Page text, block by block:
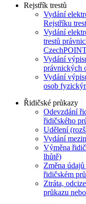
Rejstřík trestů
Vydání
Rejstříku
Vydání
trestů
Vydání
právnických
Vydání
osob
Řidičské průkazy
Odevzdání
řidičského
Udělení
Vydání
Výměna
lhůtě)
Změna
řidičském
Ztráta,
průkazu